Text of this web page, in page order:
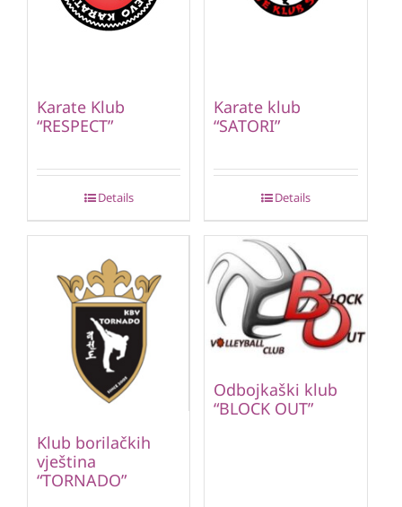
Karate Klub
“RESPECT”
Details
Karate klub
“SATORI”
Details
Klub borilačkih
vještina
“TORNADO”
Odbojkaški klub
“BLOCK OUT”